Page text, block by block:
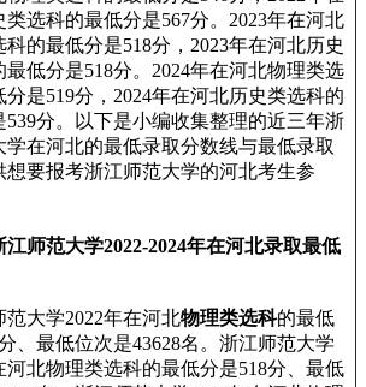
类选科的最低分是567分。2023年在河北
科的最低分是518分，2023年在河北历史
最低分是518分。2024年在河北物理类选
分是519分，2024年在河北历史类选科的
539分。以下是小编收集整理的近三年浙
学在河北的最低录取分数线与最低录取
想要报考浙江师范大学的河北考生参
江师范大学2022-2024年在河北录取最低
大学2022年在河北物理类选科的最低
、最低位次是43628名。浙江师范大学
河北物理类选科的最低分是518分、最低